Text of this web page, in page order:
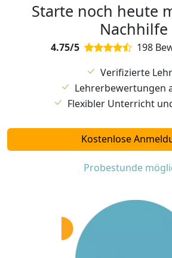
Starte noch heute
Nachhilfe
4.75/5
198
Verifizierte
Lehrerbewertungen
Flexibler Unterricht
Kostenlose
Probestunde